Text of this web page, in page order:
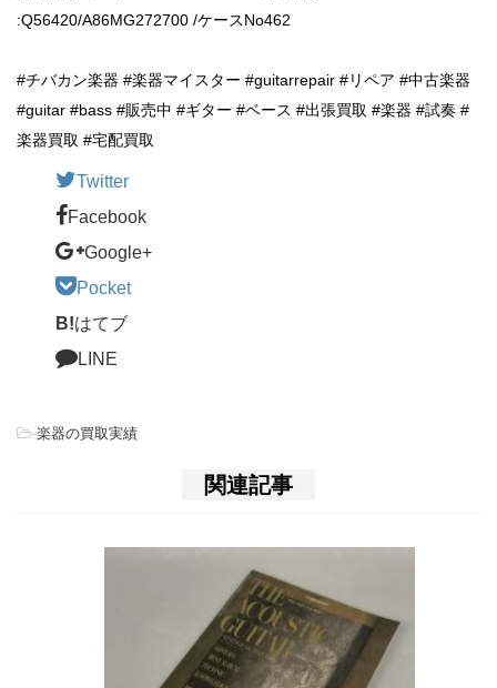
:Q56420/A86MG272700 /ケースNo462
#チバカン楽器 #楽器マイスター #guitarrepair #リペア #中古楽器
#guitar #bass #販売中 #ギター #ベース #出張買取 #楽器 #試奏 #
楽器買取 #宅配買取
Twitter
Facebook
Google+
Pocket
B!はてブ
LINE
-楽器の買取実績
関連記事